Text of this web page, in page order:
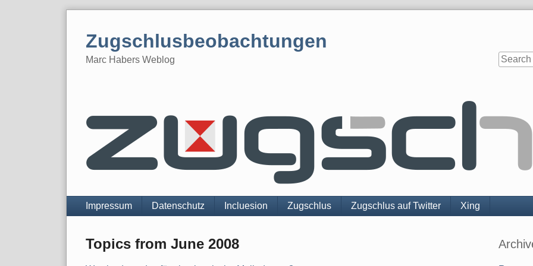
Zugschlusbeobachtungen
Marc Habers Weblog
Navigation
Impressum Datenschutz Incluesion Zugschlus Zugschlus auf Twitter Xing
Topics from June 2008 Sidebar